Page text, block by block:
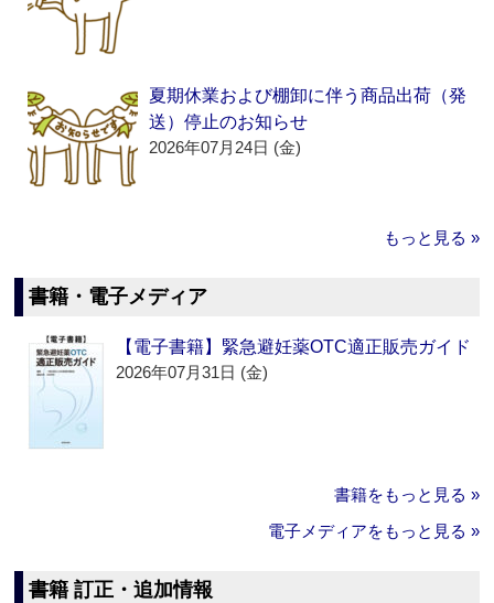
夏期休業および棚卸に伴う商品出荷（発
送）停止のお知らせ
2026年07月24日 (金)
もっと見る »
書籍・電子メディア
【電子書籍】緊急避妊薬OTC適正販売ガイド
2026年07月31日 (金)
書籍をもっと見る »
電子メディアをもっと見る »
書籍 訂正・追加情報